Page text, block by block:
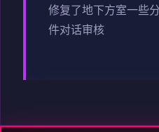
修复了地下方室一些
件对话审核